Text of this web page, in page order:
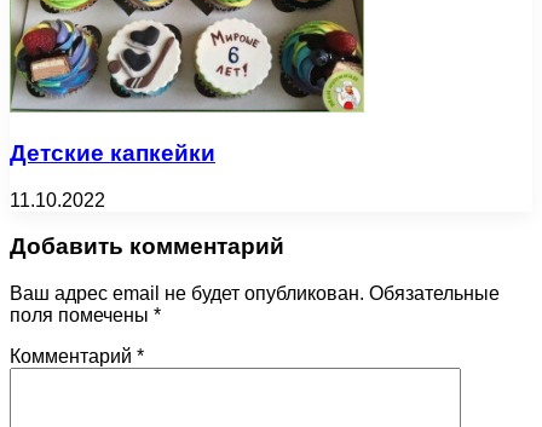
Детские капкейки
11.10.2022
Добавить комментарий
Ваш адрес email не будет опубликован. Обязательные
поля помечены *
Комментарий *